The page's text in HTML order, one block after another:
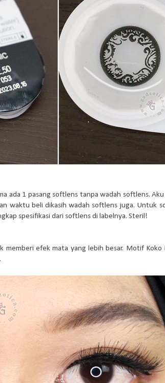
ada 1 pasang softlens tanpa wadah softlens.
waktu beli dikasih wadah softlens juga. Untuk
spesifikasi dari softlens di labelnya. Steril!
efek mata yang lebih besar. Motif Koko